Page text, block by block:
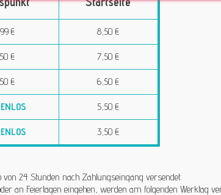
€ 8,50 €
€ 7,50 €
€ 6,50 €
5,50 €
3,50 €
24 Stunden nach Zahlungseingang versendet.
an Feiertagen eingehen, werden am folgenden Werktag